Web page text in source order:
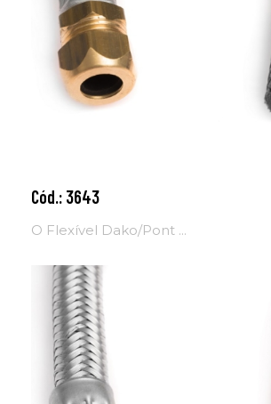
Cód.: 3643
O Flexível Dako/Pont ...
Adicionar ao carrinho